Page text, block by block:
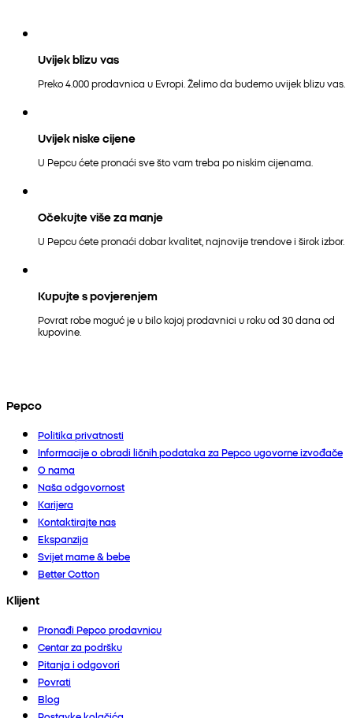
Uvijek blizu vas
Preko 4.000 prodavnica u Evropi. Želimo da budemo uvijek blizu vas.
Uvijek niske cijene
U Pepcu ćete pronaći sve što vam treba po niskim cijenama.
Očekujte više za manje
U Pepcu ćete pronaći dobar kvalitet, najnovije trendove i širok izbor.
Kupujte s povjerenjem
Povrat robe moguć je u bilo kojoj prodavnici u roku od 30 dana od
kupovine.
Pepco
Politika privatnosti
Informacije o obradi ličnih podataka za Pepco ugovorne izvođače
O nama
Naša odgovornost
Karijera
Kontaktirajte nas
Ekspanzija
Svijet mame & bebe
Better Cotton
Klijent
Pronađi Pepco prodavnicu
Centar za podršku
Pitanja i odgovori
Povrati
Blog